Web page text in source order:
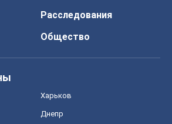
Расследования
Общество
Харьков
Днепр